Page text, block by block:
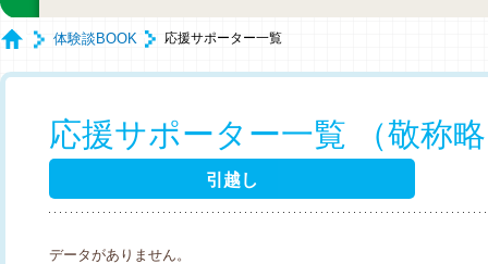
体験談BOOK 応援サポーター一覧
応援サポーター一覧 （敬称
引越し
データがありません。